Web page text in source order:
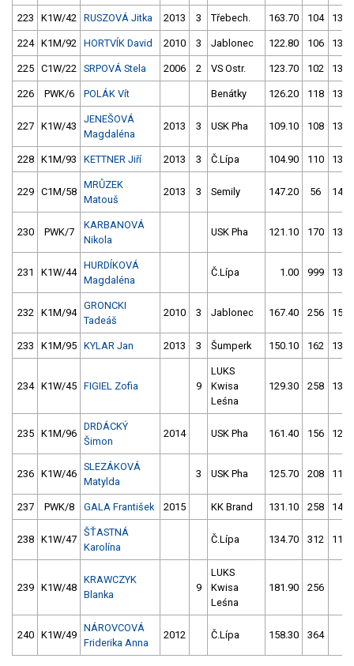
223 K1W/42 RUSZOVÁ Jitka 2013 3 Třebech. 163.70 104
224 K1M/92 HORTVÍK David 2010 3 Jablonec 122.80 106
225 C1W/22 SRPOVÁ Stela 2006 2 VS Ostr. 123.70 102
226 PWK/6 POLÁK Vít Benátky 126.20 118
227 K1W/43
JENEŠOVÁ
Magdaléna
2013 3 USK Pha 109.10 108
228 K1M/93 KETTNER Jiří 2013 3 Č.Lípa 104.90 110
229 C1M/58
MRŮZEK
Matouš
2013 3 Semily 147.20 56
230 PWK/7
KARBANOVÁ
Nikola
USK Pha 121.10 170
231 K1W/44
HURDÍKOVÁ
Magdaléna
Č.Lípa 1.00 999
232 K1M/94
GRONCKI
Tadeáš
2010 3 Jablonec 167.40 256
233 K1M/95 KYLAR Jan 2013 3 Šumperk 150.10 162
234 K1W/45 FIGIEL Zofia 9
LUKS
Kwisa
Leśna
129.30 258
235 K1M/96
DRDÁCKÝ
Šimon
2014 USK Pha 161.40 156
236 K1W/46
SLEZÁKOVÁ
Matylda
3 USK Pha 125.70 208
237 PWK/8 GALA František 2015 KK Brand 131.10 258
238 K1W/47
ŠŤASTNÁ
Karolína
Č.Lípa 134.70 312
239 K1W/48
KRAWCZYK
Blanka
9
LUKS
Kwisa
Leśna
181.90 256
240 K1W/49
NÁROVCOVÁ
Friderika Anna
2012 Č.Lípa 158.30 364